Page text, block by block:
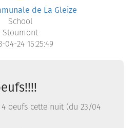
de La Gleize
School
Stoumont
04-24 15:25:49
oeufs cette nuit (du 23/04